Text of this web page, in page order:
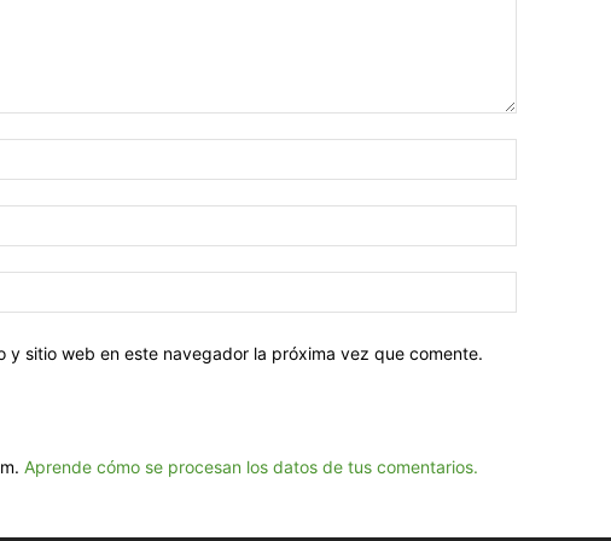
y sitio web en este navegador la próxima vez que comente.
Aprende cómo se procesan los datos de tus comentarios.